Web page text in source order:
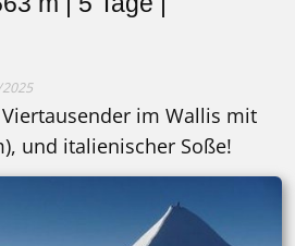
im Wallis mit
und italienischer Soße!